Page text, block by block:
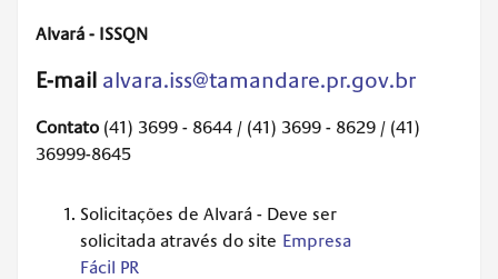
Alvará - ISSQN
E-mail alvara.iss@tamandare.pr.gov.br
Contato (41) 3699 - 8644 / (41) 3699 - 8629 / (41)
36999-8645
Solicitações de Alvará - Deve ser
solicitada através do site Empresa
Fácil PR